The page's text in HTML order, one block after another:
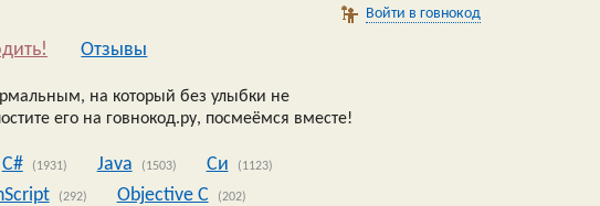
Войти в говнокод
Oтзывы
на который без улыбки не
его на говнокод.ру, посмеёмся вместе!
C# (1931) Java (1503) Си (1123)
(292) Objective C (202)